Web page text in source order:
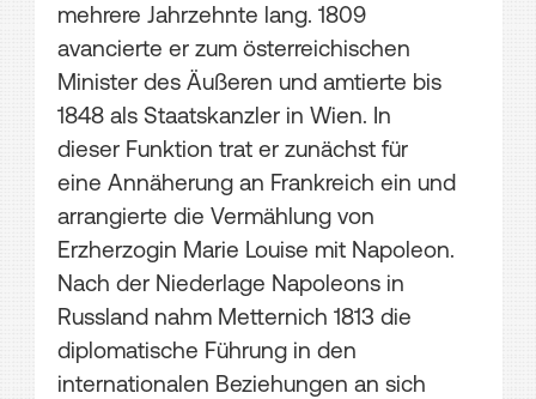
mehrere Jahrzehnte lang. 1809
avancierte er zum österreichischen
Minister des Äußeren und amtierte bis
1848 als Staatskanzler in Wien. In
dieser Funktion trat er zunächst für
eine Annäherung an Frankreich ein und
arrangierte die Vermählung von
Erzherzogin Marie Louise mit Napoleon.
Nach der Niederlage Napoleons in
Russland nahm Metternich 1813 die
diplomatische Führung in den
internationalen Beziehungen an sich